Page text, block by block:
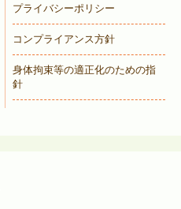
プライバシーポリシー
コンプライアンス方針
身体拘束等の適正化のための指
針